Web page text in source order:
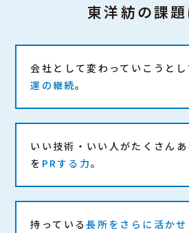
東洋紡の課題
会社として変わっていこうと
運の継続。
いい技術・いい人がたくさん
を PRする力。
持っている長所をさらに活かせ